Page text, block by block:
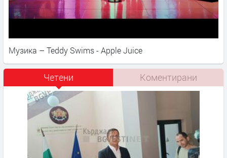
Музика – Teddy Swims - Apple Juice
Четени Коментирани